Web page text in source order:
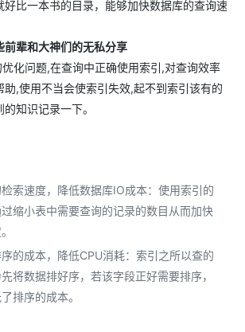
好比一本书的目录，能够加快数据库的查询速
前辈和大神们的无私分享
化问题,在查询中正确使用索引,对查询效率
助,使用不当会使索引失效,起不到索引该有的
知识记录一下。
索速度，降低数据库IO成本：使用索引的
缩小表中需要查询的记录的数目从而加快
的成本，降低CPU消耗：索引之所以查的
将数据排好序，若该字段正好需要排序，
排序的成本。